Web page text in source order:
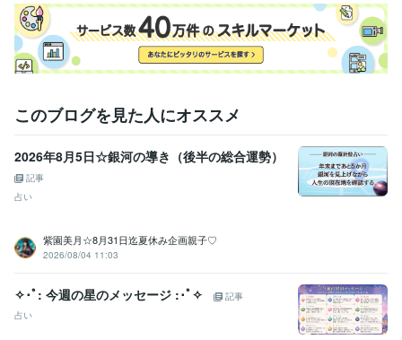
このブログを見た人にオススメ
2026年8月5日☆銀河の導き（後半の総合運勢）
記事
占い
紫園美月☆8月31日迄夏休み企画親子♡
2026/08/04 11:03
✧･ﾟ: 今週の星のメッセージ :･ﾟ✧
記事
占い